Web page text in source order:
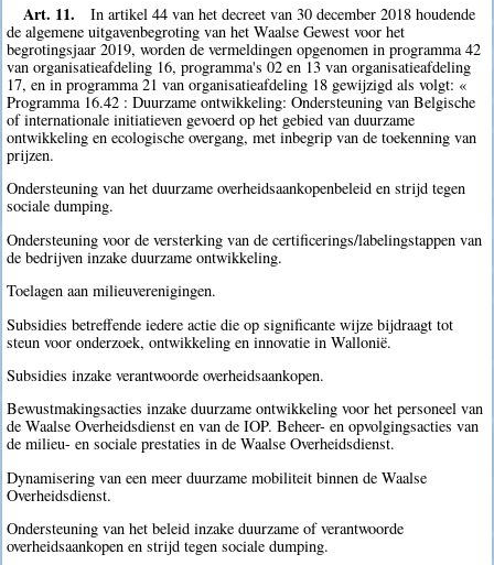
Art. 11.
In artikel 44 van het decreet van 30 december 2018 houdende
de algemene uitgavenbegroting van het Waalse Gewest voor het
begrotingsjaar 2019, worden de vermeldingen opgenomen in programma 42
van organisatieafdeling 16, programma's 02 en 13 van organisatieafdeling
17, en in programma 21 van organisatieafdeling 18 gewijzigd als volgt: «
Programma 16.42 : Duurzame ontwikkeling: Ondersteuning van Belgische
of internationale initiatieven gevoerd op het gebied van duurzame
ontwikkeling en ecologische overgang, met inbegrip van de toekenning van
prijzen.
Ondersteuning van het duurzame overheidsaankopenbeleid en strijd tegen
sociale dumping.
Ondersteuning voor de versterking van de certificerings/labelingstappen van
de bedrijven inzake duurzame ontwikkeling.
Toelagen aan milieuverenigingen.
Subsidies betreffende iedere actie die op significante wijze bijdraagt tot
steun voor onderzoek, ontwikkeling en innovatie in Wallonië.
Subsidies inzake verantwoorde overheidsaankopen.
Bewustmakingsacties inzake duurzame ontwikkeling voor het personeel van
de Waalse Overheidsdienst en van de IOP. Beheer- en opvolgingsacties van
de milieu- en sociale prestaties in de Waalse Overheidsdienst.
Dynamisering van een meer duurzame mobiliteit binnen de Waalse
Overheidsdienst.
Ondersteuning van het beleid inzake duurzame of verantwoorde
overheidsaankopen en strijd tegen sociale dumping.